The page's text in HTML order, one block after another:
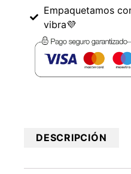
Empaquetamos
vibra💜
DESCRIPCIÓN